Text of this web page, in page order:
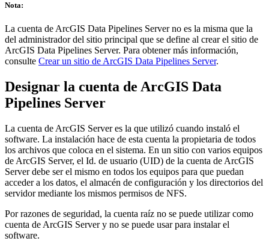
Nota:
La cuenta de ArcGIS Data Pipelines Server no es la misma que la
del administrador del sitio principal que se define al crear el sitio de
ArcGIS Data Pipelines Server. Para obtener más información,
consulte Crear un sitio de ArcGIS Data Pipelines Server.
Designar la cuenta de ArcGIS Data
Pipelines Server
La cuenta de ArcGIS Server es la que utilizó cuando instaló el
software. La instalación hace de esta cuenta la propietaria de todos
los archivos que coloca en el sistema. En un sitio con varios equipos
de ArcGIS Server, el Id. de usuario (UID) de la cuenta de ArcGIS
Server debe ser el mismo en todos los equipos para que puedan
acceder a los datos, el almacén de configuración y los directorios del
servidor mediante los mismos permisos de NFS.
Por razones de seguridad, la cuenta raíz no se puede utilizar como
cuenta de ArcGIS Server y no se puede usar para instalar el
software.